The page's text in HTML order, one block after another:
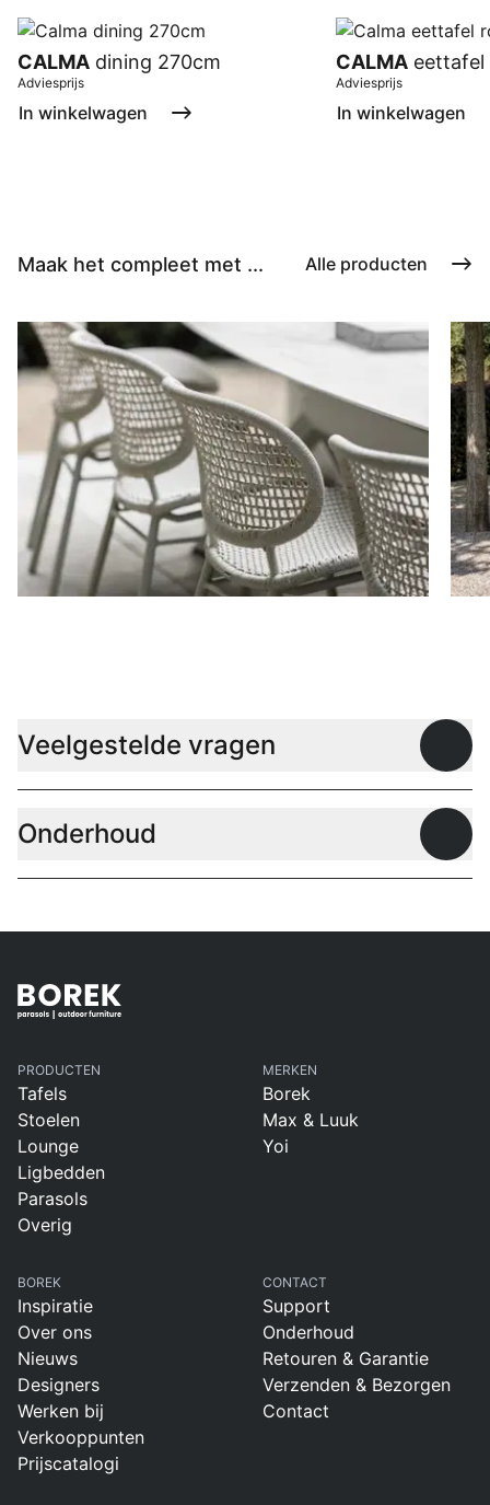
CALMA dining 270cm
Adviesprijs
In winkelwagen
CALMAeettafel
Adviesprijs
In winkelwagen
Maak het compleet met ... Alle producten
Veelgestelde vragen
Onderhoud
PRODUCTEN
Tafels
Stoelen
Lounge
Ligbedden
Parasols
Overig
MERKEN
Borek
Max & Luuk
Yoi
BOREK
Inspiratie
Over ons
Nieuws
Designers
Werken bij
Verkooppunten
Prijscatalogi
CONTACT
Support
Onderhoud
Retouren & Garantie
Verzenden & Bezorgen
Contact